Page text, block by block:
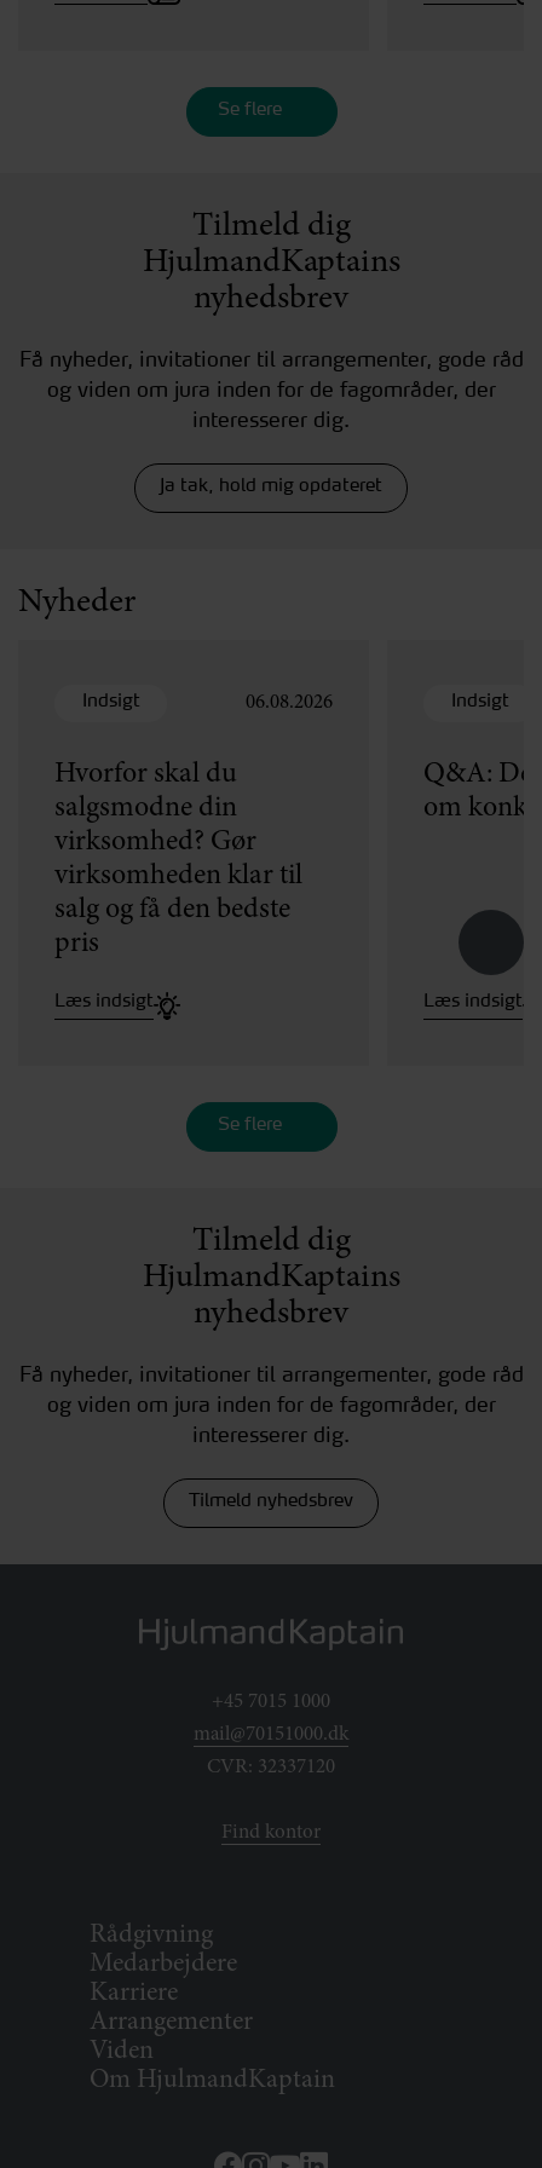
Se flere
Tilmeld dig
HjulmandKaptains
nyhedsbrev
Få nyheder, invitationer til arrangementer, gode råd
og viden om jura inden for de fagområder, der
interesserer dig.
Ja tak, hold mig opdateret
Nyheder
Indsigt 06.08.2026
Hvorfor skal du
salgsmodne din
virksomhed? Gør
virksomheden klar til
salg og få den bedste
pris
Læs indsigt
Indsigt
Q&A:
om
Læs indsigt
Se flere
Tilmeld dig
HjulmandKaptains
nyhedsbrev
Få nyheder, invitationer til arrangementer, gode råd
og viden om jura inden for de fagområder, der
interesserer dig.
Tilmeld nyhedsbrev
+45 7015 1000
mail@70151000.dk
CVR: 32337120
Find kontor
Rådgivning
Medarbejdere
Karriere
Arrangementer
Viden
Om HjulmandKaptain